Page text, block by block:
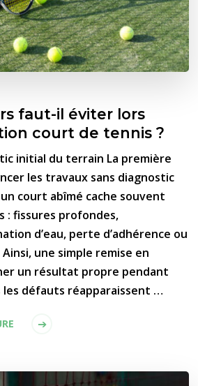
faut-il éviter lors
court de tennis ?
initial du terrain La première
les travaux sans diagnostic
court abîmé cache souvent
: fissures profondes,
d’eau, perte d’adhérence ou
une simple remise en
un résultat propre pendant
les défauts réapparaissent …